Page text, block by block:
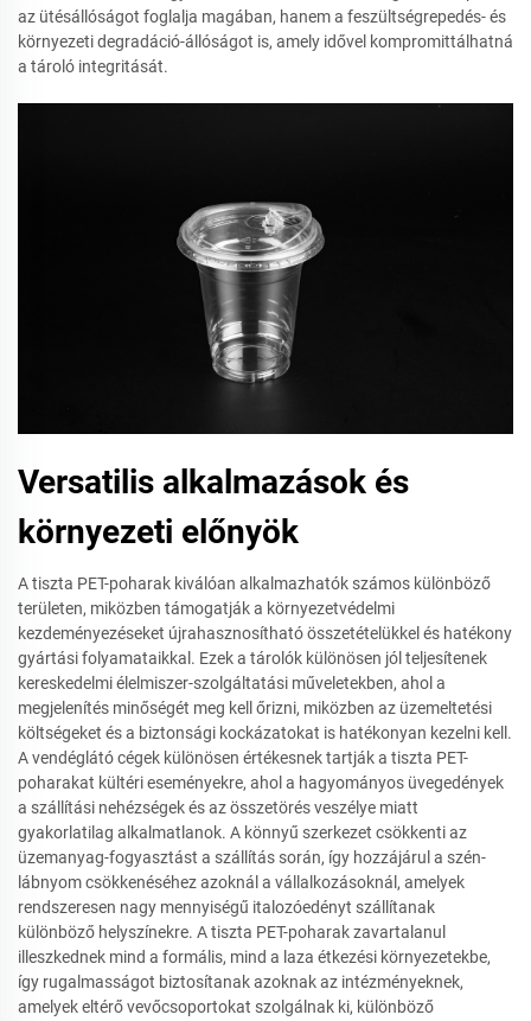
az ütésállóságot foglalja magában, hanem a feszültségrepedés- és
környezeti degradáció-állóságot is, amely idővel kompromittálhatná
a tároló integritását.
Versatilis alkalmazások és
környezeti előnyök
A tiszta PET-poharak kiválóan alkalmazhatók számos különböző
területen, miközben támogatják a környezetvédelmi
kezdeményezéseket újrahasznosítható összetételükkel és hatékony
gyártási folyamataikkal. Ezek a tárolók különösen jól teljesítenek
kereskedelmi élelmiszer-szolgáltatási műveletekben, ahol a
megjelenítés minőségét meg kell őrizni, miközben az üzemeltetési
költségeket és a biztonsági kockázatokat is hatékonyan kezelni kell.
A vendéglátó cégek különösen értékesnek tartják a tiszta PET-
poharakat kültéri eseményekre, ahol a hagyományos üvegedények
a szállítási nehézségek és az összetörés veszélye miatt
gyakorlatilag alkalmatlanok. A könnyű szerkezet csökkenti az
üzemanyag-fogyasztást a szállítás során, így hozzájárul a szén-
lábnyom csökkenéséhez azoknál a vállalkozásoknál, amelyek
rendszeresen nagy mennyiségű italozóedényt szállítanak
különböző helyszínekre. A tiszta PET-poharak zavartalanul
illeszkednek mind a formális, mind a laza étkezési környezetekbe,
így rugalmasságot biztosítanak azoknak az intézményeknek,
amelyek eltérő vevőcsoportokat szolgálnak ki, különböző